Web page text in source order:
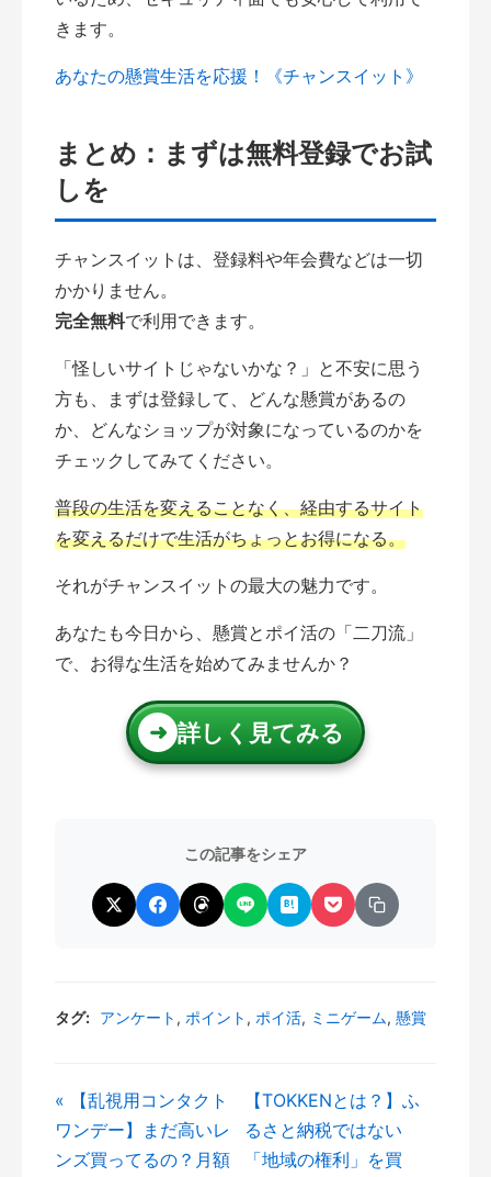
きます。
あなたの懸賞生活を応援！《チャンスイット》
まとめ：まずは無料登録でお試
しを
チャンスイットは、登録料や年会費などは一切
かかりません。
完全無料で利用できます。
「怪しいサイトじゃないかな？」と不安に思う
方も、まずは登録して、どんな懸賞があるの
か、どんなショップが対象になっているのかを
チェックしてみてください。
普段の生活を変えることなく、経由するサイト
を変えるだけで生活がちょっとお得になる。
それがチャンスイットの最大の魅力です。
あなたも今日から、懸賞とポイ活の「二刀流」
で、お得な生活を始めてみませんか？
➜ 詳しく見てみる
この記事をシェア
タグ: アンケート , ポイント , ポイ活, ミニゲーム, 懸賞
« 【乱視用コンタクト
ワンデー】まだ高いレ
ンズ買ってるの？月額
【TOKKENとは？】ふ
るさと納税ではない
「地域の権利」を買